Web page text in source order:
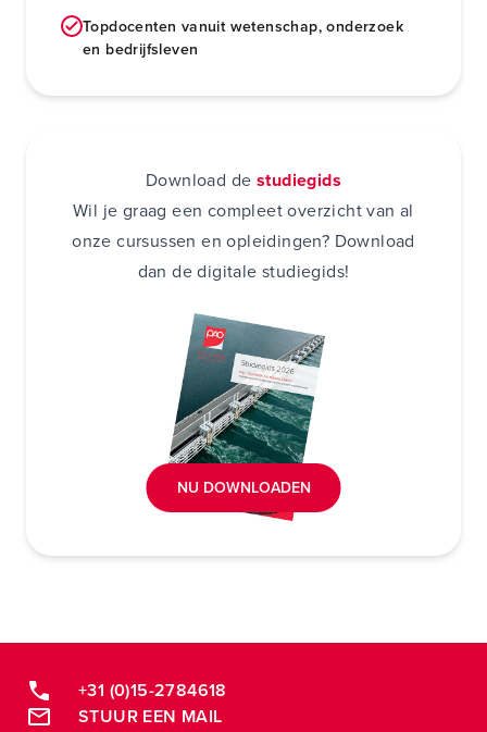
Topdocenten vanuit wetenschap, onderzoek
en bedrijfsleven
Download de studiegids
Wil je graag een compleet overzicht van al
onze cursussen en opleidingen? Download
dan de digitale studiegids!
NU DOWNLOADEN
+31 (0)15-2784618
STUUR EEN MAIL